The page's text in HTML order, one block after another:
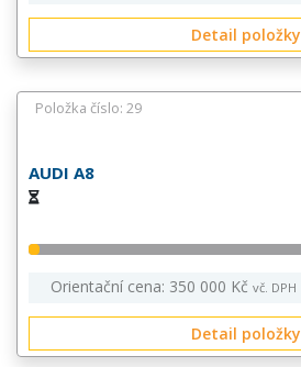
Detail položky
Položka číslo: 29
AUDI A8
Orientační cena: 350 000 Kč vč. DPH
Detail položky